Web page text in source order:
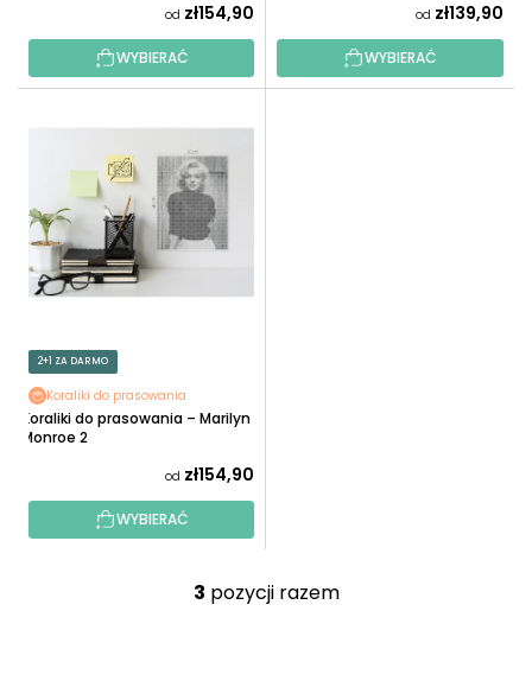
od zł154,90
WYBIERAĆ
od zł139,90
WYBIERAĆ
2+1 ZA DARMO
Koraliki do prasowania
Koraliki do prasowania – Marilyn
Monroe 2
od zł154,90
WYBIERAĆ
K
3 pozycji razem